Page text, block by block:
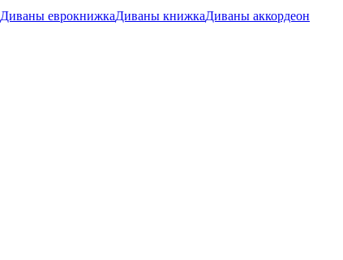
Диваны еврокнижкаДиваны книжкаДиваны аккордеон